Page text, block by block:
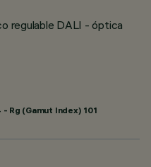
regulable DALI - óptica
Rg (Gamut Index) 101